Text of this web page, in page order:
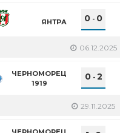
ЯНТРА 0 - 0
06.12.2025
ЧЕРНОМОРЕЦ
1919
0- 2
29.11.2025